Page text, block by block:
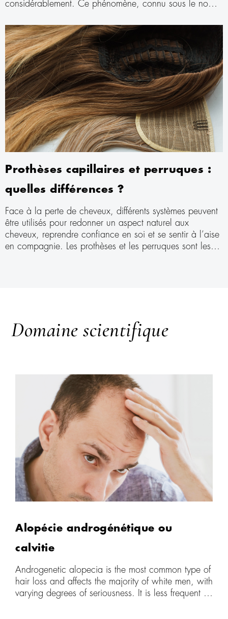
considérablement. Ce phénomène, connu sous le nom
être source d'anxiété et de malaise. Dans cet article,
nous explorerons en détail ce qu'est l'effluvium
saisonnier, quelles sont les causes principales et ce que
l'on peut faire pour gérer au mieux cette augmentation
temporaire de la chute des cheveux.
Prothèses capillaires et perruques :
quelles différences ?
Face à la perte de cheveux, différents systèmes peuvent
être utilisés pour redonner un aspect naturel aux
cheveux, reprendre confiance en soi et se sentir à l’aise
en compagnie. Les prothèses et les perruques sont les
Domaine scientifique
Alopécie androgénétique ou
calvitie
Androgenetic alopecia is the most common type of
hair loss and affects the majority of white men, with
varying degrees of seriousness. It is less frequent in